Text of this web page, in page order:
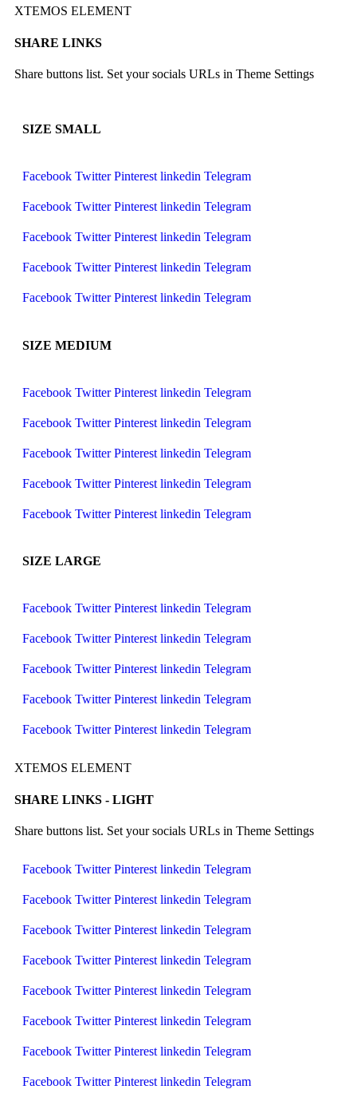
XTEMOS ELEMENT
SHARE LINKS
Share buttons list. Set your socials URLs in Theme Settings
SIZE SMALL
Facebook Twitter Pinterest linkedin Telegram
Facebook Twitter Pinterest linkedin Telegram
Facebook Twitter Pinterest linkedin Telegram
Facebook Twitter Pinterest linkedin Telegram
Facebook Twitter Pinterest linkedin Telegram
SIZE MEDIUM
Facebook Twitter Pinterest linkedin Telegram
Facebook Twitter Pinterest linkedin Telegram
Facebook Twitter Pinterest linkedin Telegram
Facebook Twitter Pinterest linkedin Telegram
Facebook Twitter Pinterest linkedin Telegram
SIZE LARGE
Facebook Twitter Pinterest linkedin Telegram
Facebook Twitter Pinterest linkedin Telegram
Facebook Twitter Pinterest linkedin Telegram
Facebook Twitter Pinterest linkedin Telegram
Facebook Twitter Pinterest linkedin Telegram
XTEMOS ELEMENT
SHARE LINKS - LIGHT
Share buttons list. Set your socials URLs in Theme Settings
Facebook Twitter Pinterest linkedin Telegram
Facebook Twitter Pinterest linkedin Telegram
Facebook Twitter Pinterest linkedin Telegram
Facebook Twitter Pinterest linkedin Telegram
Facebook Twitter Pinterest linkedin Telegram
Facebook Twitter Pinterest linkedin Telegram
Facebook Twitter Pinterest linkedin Telegram
Facebook Twitter Pinterest linkedin Telegram